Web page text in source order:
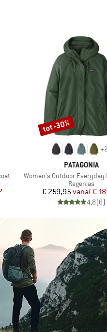
+2
MERK
PATAGONIA
Artikel
Women's Outdoor Everyday
Productgroep
Regenjas
Prijs
€ 259,95vanaf€
4,8(6)
Korting
tot -30%